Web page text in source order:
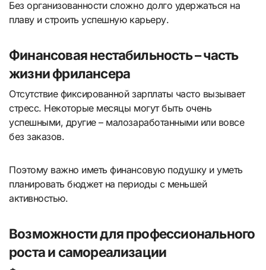
Без организованности сложно долго удержаться на
плаву и строить успешную карьеру.
Финансовая нестабильность – часть
жизни фрилансера
Отсутствие фиксированной зарплаты часто вызывает
стресс. Некоторые месяцы могут быть очень
успешными, другие – малозаработанными или вовсе
без заказов.
Поэтому важно иметь финансовую подушку и уметь
планировать бюджет на периоды с меньшей
активностью.
Возможности для профессионального
роста и самореализации